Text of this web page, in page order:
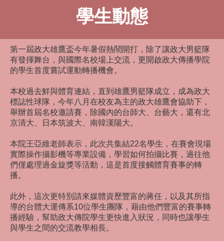
學生動態
第一屆政大雄鷹盃今年暑假熱鬧開打，除了讓政大男籃隊
有發揮舞台，與國際名校場上交流，更開啟政大傳播學院
的學生首度嘗試運動轉播機會。
本校過去鮮與體育連結，直到雄鷹男籃隊成立，成為政大
標誌性球隊，今年八月在校友為主的政大雄鷹會協助下，
舉辦首屆名校邀請賽，除國內的台師大、台藝大，還有北
京清大、日本筑波大、南韓漢陽大。
本院王亞維老師表示，此次共集結22名學生，在賽會現場
實際操作攝影機等專業設備，學習如何拍攝比賽，過往他
們僅處理過金旋獎等活動，這是首度接觸體育賽事的轉
播。
此外，這次更特別請來媒體資歷豐富的蔣任，以及其所指
導的台體大運傳系10位學生團隊，藉由他們豐富的賽事轉
播經驗，幫助政大傳院學生更快進入狀況，同時也讓學生
與學生之間的交流教學相長。